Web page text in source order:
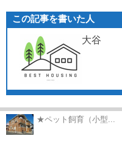
この記事を書いた人
大谷
★ペット飼育（小型...